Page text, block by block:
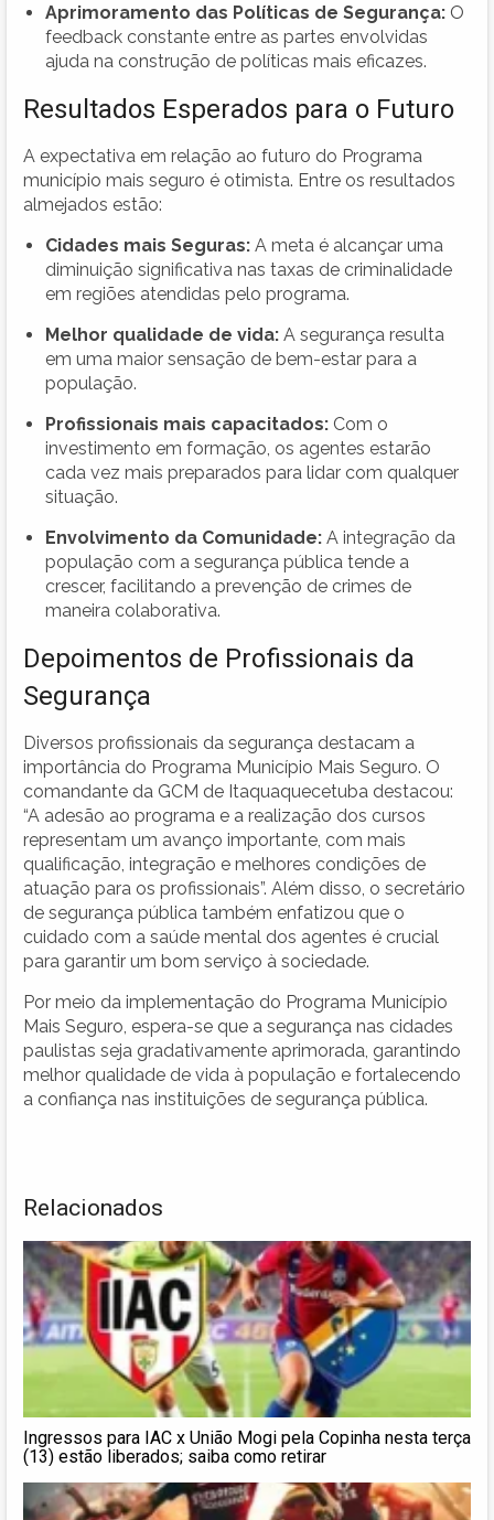
Aprimoramento das Políticas de Segurança: O
feedback constante entre as partes envolvidas
ajuda na construção de políticas mais eficazes.
Resultados Esperados para o Futuro
A expectativa em relação ao futuro do Programa
município mais seguro é otimista. Entre os resultados
almejados estão:
Cidades mais Seguras: A meta é alcançar uma
diminuição significativa nas taxas de criminalidade
em regiões atendidas pelo programa.
Melhor qualidade de vida: A segurança resulta
em uma maior sensação de bem-estar para a
população.
Profissionais mais capacitados: Com o
investimento em formação, os agentes estarão
cada vez mais preparados para lidar com qualquer
situação.
Envolvimento da Comunidade: A integração da
população com a segurança pública tende a
crescer, facilitando a prevenção de crimes de
maneira colaborativa.
Depoimentos de Profissionais da
Segurança
Diversos profissionais da segurança destacam a
importância do Programa Município Mais Seguro. O
comandante da GCM de Itaquaquecetuba destacou:
“A adesão ao programa e a realização dos cursos
representam um avanço importante, com mais
qualificação, integração e melhores condições de
atuação para os profissionais”. Além disso, o secretário
de segurança pública também enfatizou que o
cuidado com a saúde mental dos agentes é crucial
para garantir um bom serviço à sociedade.
Por meio da implementação do Programa Município
Mais Seguro, espera-se que a segurança nas cidades
paulistas seja gradativamente aprimorada, garantindo
melhor qualidade de vida à população e fortalecendo
a confiança nas instituições de segurança pública.
Relacionados
Ingressos para IAC x União Mogi pela Copinha nesta terça
(13) estão liberados; saiba como retirar